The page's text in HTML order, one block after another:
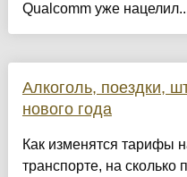
Qualcomm уже
Алкоголь, поездки,
нового года
Как изменятся тарифы
транспорте, на сколько